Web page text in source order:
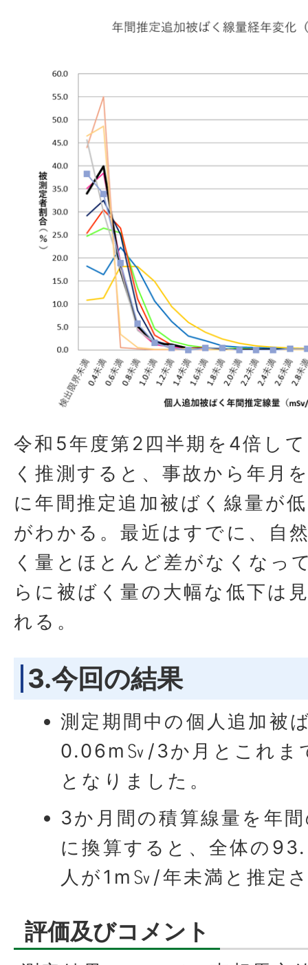
令和5年度第2四半期を4倍し
く推測すると、事故から年月
に年間推定追加被ばく線量が
がわかる。最近はすでに、自
く量とほとんど差がなくなっ
らに被ばく量の大幅な低下は
れる。
3.今回の結果
測定期間中の個人追加被
0.06m㏜/3か月とこれま
となりました。
3か月間の積算線量を年
に換算すると、全体の
人が1m㏜/年未満と推定
評価及びコメント